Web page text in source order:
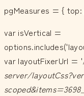
pgMeasures = {
var isVertical =
var layoutFixerUrl =
server/